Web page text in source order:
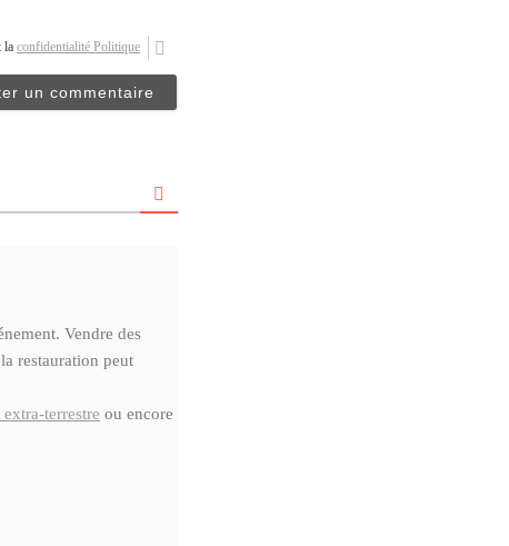
la confidentialité Politique
Vendre des
restauration peut
extra-terrestre ou encore